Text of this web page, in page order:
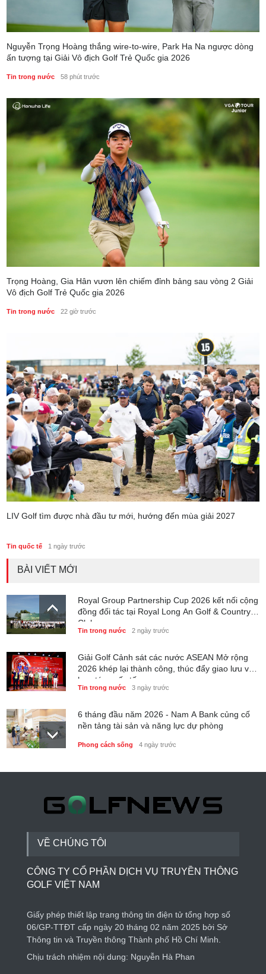
Nguyễn Trọng Hoàng thắng wire-to-wire, Park Ha Na ngược dòng
ấn tượng tại Giải Vô địch Golf Trẻ Quốc gia 2026
Tin trong nước 58 phút trước
Trọng Hoàng, Gia Hân vươn lên chiếm đỉnh bảng sau vòng 2 Giải
Vô địch Golf Trẻ Quốc gia 2026
Tin trong nước 22 giờ trước
LIV Golf tìm được nhà đầu tư mới, hướng đến mùa giải 2027
Tin quốc tế 1 ngày trước
BÀI VIẾT MỚI
Royal Group Partnership Cup 2026 kết nối cộng
đồng đối tác tại Royal Long An Golf & Country
Club
Tin trong nước 2 ngày trước
Giải Golf Cảnh sát các nước ASEAN Mở rộng
2026 khép lại thành công, thúc đẩy giao lưu và
hợp tác quốc tế
Tin trong nước 3 ngày trước
6 tháng đầu năm 2026 - Nam A Bank củng cố
nền tảng tài sản và năng lực dự phòng
Phong cách sống 4 ngày trước
Thành lập Trung tâm Giải mã lượng tử Quang
Phong cách sống 4 ngày trước
VỀ CHÚNG TÔI
CÔNG TY CỔ PHẦN DỊCH VỤ TRUYỀN THÔNG
GOLF VIỆT NAM
Giấy phép thiết lập trang thông tin điện tử tổng hợp số
06/GP-TTĐT cấp ngày 20 tháng 02 năm 2025 bởi Sở
Thông tin và Truyền thông Thành phố Hồ Chí Minh.
Chịu trách nhiệm nội dung: Nguyễn Hà Phan